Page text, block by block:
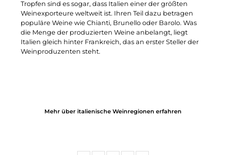
Tropfen sind es sogar, dass Italien einer der größten
Weinexporteure weltweit ist. Ihren Teil dazu betragen
populäre Weine wie Chianti, Brunello oder Barolo. Was
die Menge der produzierten Weine anbelangt, liegt
Italien gleich hinter Frankreich, das an erster Steller der
Weinproduzenten steht.
Mehr über italienische Weinregionen erfahren